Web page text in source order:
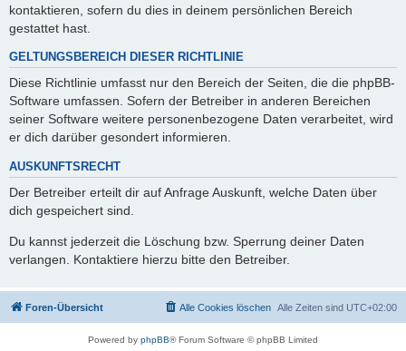
kontaktieren, sofern du dies in deinem persönlichen Bereich
gestattet hast.
GELTUNGSBEREICH DIESER RICHTLINIE
Diese Richtlinie umfasst nur den Bereich der Seiten, die die phpBB-
Software umfassen. Sofern der Betreiber in anderen Bereichen
seiner Software weitere personenbezogene Daten verarbeitet, wird
er dich darüber gesondert informieren.
AUSKUNFTSRECHT
Der Betreiber erteilt dir auf Anfrage Auskunft, welche Daten über
dich gespeichert sind.
Du kannst jederzeit die Löschung bzw. Sperrung deiner Daten
verlangen. Kontaktiere hierzu bitte den Betreiber.
Foren-Übersicht Alle Zeiten sind UTC+02:00
Alle Cookies löschen
Powered by phpBB® Forum Software © phpBB Limited